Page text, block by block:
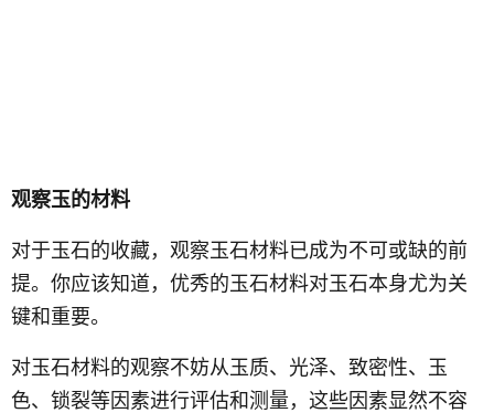
观察玉的材料
对于玉石的收藏，观察玉石材料已成为不可或缺的前
提。你应该知道，优秀的玉石材料对玉石本身尤为关
键和重要。
对玉石材料的观察不妨从玉质、光泽、致密性、玉
色、锁裂等因素进行评估和测量，这些因素显然不容